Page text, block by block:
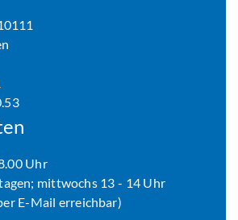
Uhr
mittwochs 13 - 14 Uhr
E-Mail erreichbar)